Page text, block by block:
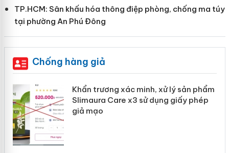
TP.HCM: Sân khấu hóa thông điệp phòng, chống ma túy
tại phường An Phú Đông
Chống hàng giả
Khẩn trương xác minh, xử lý sản phẩm
Slimaura Care x3 sử dụng giấy phép
giả mạo